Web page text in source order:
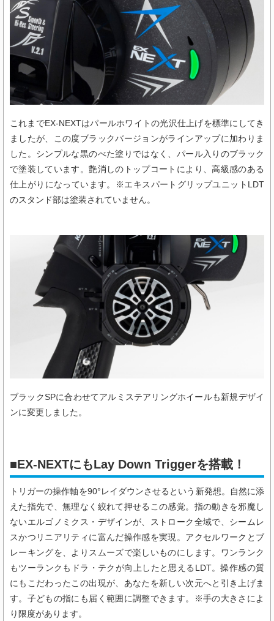
これまでEX-NEXTはパールホワイトの光沢仕上げを標準にしてき
ましたが、この度ブラックバージョンがラインアップに加わりま
した。シンプルな黒のべた塗りではなく、パール入りのブラック
で塗装しています。艶消しのトップコートにより、高級感のある
仕上がりになっています。※エキスパートグリップユニットLDT
のスタンド部は塗装されていません。
ブラックSPに合わせてアルミステアリングホイールも新規デザイ
ンに変更しました。
■EX-NEXTにもLay Down Triggerを搭載！
トリガーの操作軸を90°レイダウンさせるという新発想。自然に添
えた指先で、無理なく絞れて押せるこの感覚。指の動きを邪魔し
ないエルゴノミクス・デザインが、ストローク全域で、シームレ
スかつリニアリティに富んだ操作感を実現。アクセルワークとブ
レーキングを、よりスムーズで楽しいものにします。ワンランク
もツーランクもドラ・テクが向上したと思えるLDT。操作感の質
にもこだわったこの出現が、あなたを新しい次元へと引き上げま
す。子どもの指にも届く範囲に調整できます。※手の大きさによ
り限度があります。